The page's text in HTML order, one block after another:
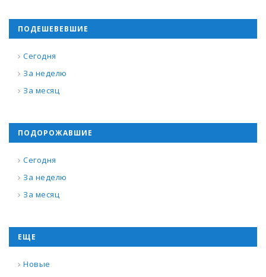
ПОДЕШЕВЕВШИЕ
Сегодня
За неделю
За месяц
ПОДОРОЖАВШИЕ
Сегодня
За неделю
За месяц
ЕЩЕ
Новые